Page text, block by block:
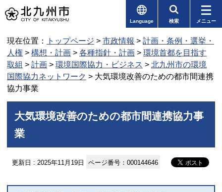
Language 検索 メニュー
現在位置： トップページ > 市政情報 > 計画・条例・選挙・
人権 > 構想・計画 > 各種指針・計画 > 環境首都を目指す
取組 > 計画 > 環境国際協力・ビジネス > 北九州市の環境
国際協力ネットワーク > 大気環境改善のための都市間連携
協力事業
大気環境改善のための都市間連携協力事
業
更新日 : 2025年11月19日 ページ番号：000144646